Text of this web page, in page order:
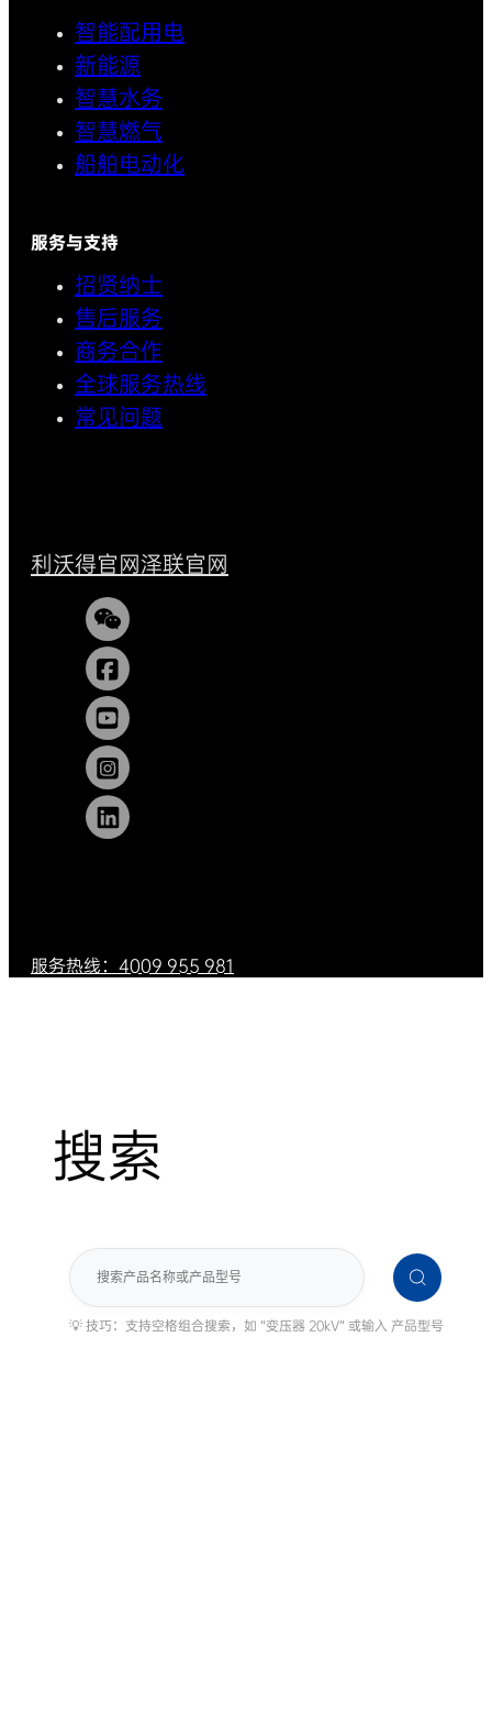
智能配用电
新能源
智慧水务
智慧燃气
船舶电动化
服务与支持
招贤纳士
售后服务
商务合作
全球服务热线
常见问题
利沃得官网泽联官网
服务热线：4009 955 981
搜索